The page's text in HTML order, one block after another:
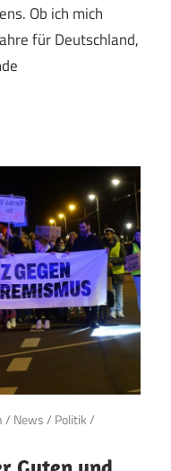
Ob ich mich
für Deutschland,
/ News/ Politik/